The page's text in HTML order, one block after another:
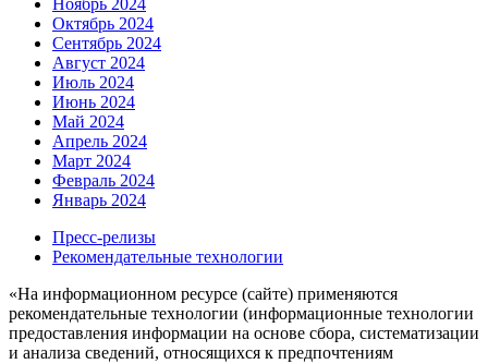
Ноябрь 2024
Октябрь 2024
Сентябрь 2024
Август 2024
Июль 2024
Июнь 2024
Май 2024
Апрель 2024
Март 2024
Февраль 2024
Январь 2024
Пресс-релизы
Рекомендательные технологии
«На информационном ресурсе (сайте) применяются
рекомендательные технологии (информационные технологии
предоставления информации на основе сбора, систематизации
и анализа сведений, относящихся к предпочтениям